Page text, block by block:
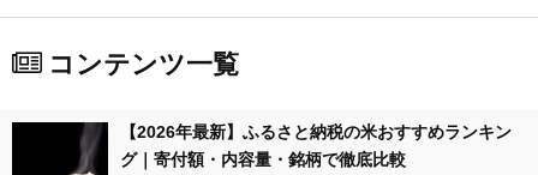
コンテンツ一覧
【2026年最新】ふるさと納税の米おすすめランキン
グ｜寄付額・内容量・銘柄で徹底比較